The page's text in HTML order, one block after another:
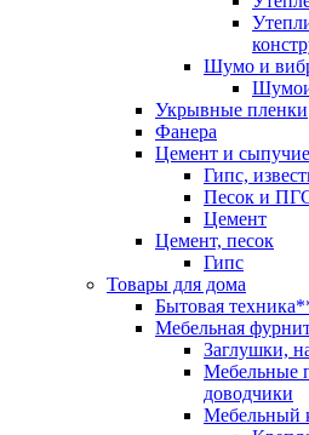
Шумо и
Укрывные пленки
Фанера
Цемент и
Гипс,
Песок и
Цемент
Цемент, песок
Гипс
Товары для дома
Бытовая
Мебельная
Заглушки,
Мебельные
доводчики
Мебельный